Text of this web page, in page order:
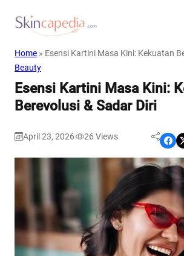
Home » Esensi Kartini Masa Kini: Kekuatan
Beauty
Esensi Kartini Masa Kini:
Berevolusi & Sadar Diri
April 23, 2026 26 Views Share on Facebook